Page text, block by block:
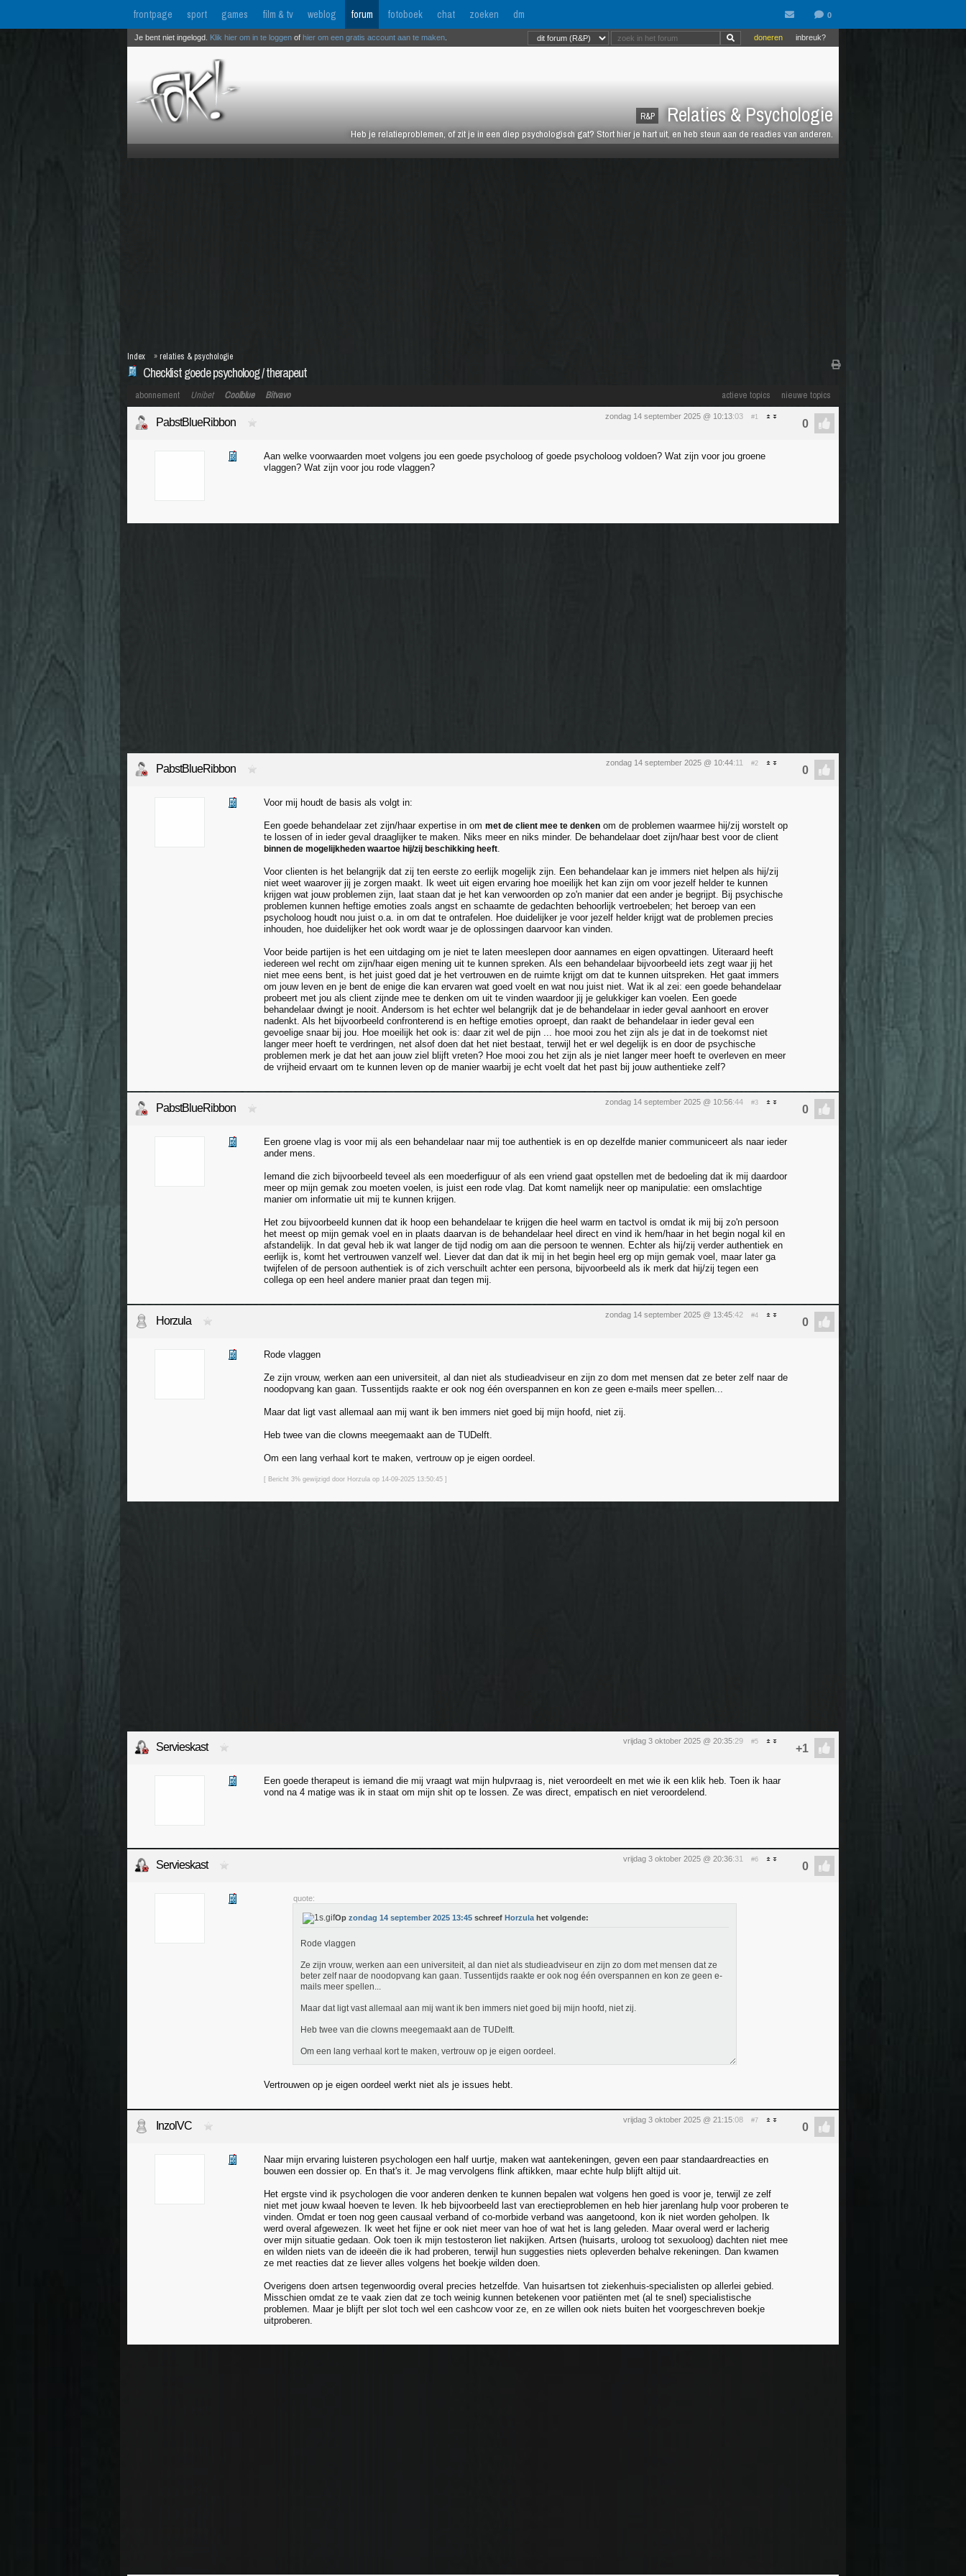
frontpage sport games film & tv weblog forum fotoboek chat zoeken dm
R&P Relaties & Psychologie
Heb je relatieproblemen, of zit je in een diep psychologisch gat? Stort hier je hart uit, en heb steun aan de reacties van anderen.
inbreuk?
doneren
Je bent niet ingelogd. Klik hier om in te loggen of hier om een gratis account aan te maken
Checklist goede psycholoog / therapeut
Index » relaties & psychologie
actieve topics nieuwe topics
abonnement Unibet Coolblue Bitvavo
zondag 14 september 2025 @ 10:13:03 #1
PabstBlueRibbon
Aan welke voorwaarden moet volgens jou een goede psycholoog of goede psycholoog voldoen? Wat zijn voor jou groene
vlaggen? Wat zijn voor jou rode vlaggen?
zondag 14 september 2025 @ 10:44:11 #2
PabstBlueRibbon
Voor mij houdt de basis als volgt in:
Een goede behandelaar zet zijn/haar expertise in om met de client mee te denken om de problemen waarmee hij/zij worstelt op
te lossen of in ieder geval draaglijker te maken. Niks meer en niks minder. De behandelaar doet zijn/haar best voor de client
binnen de mogelijkheden waartoe hij/zij beschikking heeft.
Voor clienten is het belangrijk dat zij ten eerste zo eerlijk mogelijk zijn. Een behandelaar kan je immers niet helpen als hij/zij
niet weet waarover jij je zorgen maakt. Ik weet uit eigen ervaring hoe moeilijk het kan zijn om voor jezelf helder te kunnen
krijgen wat jouw problemen zijn, laat staan dat je het kan verwoorden op zo'n manier dat een ander je begrijpt. Bij psychische
problemen kunnen heftige emoties zoals angst en schaamte de gedachten behoorlijk vertroebelen; het beroep van een
psycholoog houdt nou juist o.a. in om dat te ontrafelen. Hoe duidelijker je voor jezelf helder krijgt wat de problemen precies
inhouden, hoe duidelijker het ook wordt waar je de oplossingen daarvoor kan vinden.
Voor beide partijen is het een uitdaging om je niet te laten meeslepen door aannames en eigen opvattingen. Uiteraard heeft
iedereen wel recht om zijn/haar eigen mening uit te kunnen spreken. Als een behandelaar bijvoorbeeld iets zegt waar jij het
niet mee eens bent, is het juist goed dat je het vertrouwen en de ruimte krijgt om dat te kunnen uitspreken. Het gaat immers
om jouw leven en je bent de enige die kan ervaren wat goed voelt en wat nou juist niet. Wat ik al zei: een goede behandelaar
probeert met jou als client zijnde mee te denken om uit te vinden waardoor jij je gelukkiger kan voelen. Een goede
behandelaar dwingt je nooit. Andersom is het echter wel belangrijk dat je de behandelaar in ieder geval aanhoort en erover
nadenkt. Als het bijvoorbeeld confronterend is en heftige emoties oproept, dan raakt de behandelaar in ieder geval een
gevoelige snaar bij jou. Hoe moeilijk het ook is: daar zit wel de pijn ... hoe mooi zou het zijn als je dat in de toekomst niet
langer meer hoeft te verdringen, net alsof doen dat het niet bestaat, terwijl het er wel degelijk is en door de psychische
problemen merk je dat het aan jouw ziel blijft vreten? Hoe mooi zou het zijn als je niet langer meer hoeft te overleven en meer
de vrijheid ervaart om te kunnen leven op de manier waarbij je echt voelt dat het past bij jouw authentieke zelf?
zondag 14 september 2025 @ 10:56:44 #3
PabstBlueRibbon
Een groene vlag is voor mij als een behandelaar naar mij toe authentiek is en op dezelfde manier communiceert als naar ieder
ander mens.
Iemand die zich bijvoorbeeld teveel als een moederfiguur of als een vriend gaat opstellen met de bedoeling dat ik mij daardoor
meer op mijn gemak zou moeten voelen, is juist een rode vlag. Dat komt namelijk neer op manipulatie: een omslachtige
manier om informatie uit mij te kunnen krijgen.
Het zou bijvoorbeeld kunnen dat ik hoop een behandelaar te krijgen die heel warm en tactvol is omdat ik mij bij zo'n persoon
het meest op mijn gemak voel en in plaats daarvan is de behandelaar heel direct en vind ik hem/haar in het begin nogal kil en
afstandelijk. In dat geval heb ik wat langer de tijd nodig om aan die persoon te wennen. Echter als hij/zij verder authentiek en
eerlijk is, komt het vertrouwen vanzelf wel. Liever dat dan dat ik mij in het begin heel erg op mijn gemak voel, maar later ga
twijfelen of de persoon authentiek is of zich verschuilt achter een persona, bijvoorbeeld als ik merk dat hij/zij tegen een
collega op een heel andere manier praat dan tegen mij.
zondag 14 september 2025 @ 13:45:42 #4
Horzula
Rode vlaggen
Ze zijn vrouw, werken aan een universiteit, al dan niet als studieadviseur en zijn zo dom met mensen dat ze beter zelf naar de
noodopvang kan gaan. Tussentijds raakte er ook nog één overspannen en kon ze geen e-mails meer spellen...
Maar dat ligt vast allemaal aan mij want ik ben immers niet goed bij mijn hoofd, niet zij.
Heb twee van die clowns meegemaakt aan de TUDelft.
Om een lang verhaal kort te maken, vertrouw op je eigen oordeel.
[ Bericht 3% gewijzigd door Horzula op 14-09-2025 13:50:45 ]
vrijdag 3 oktober 2025 @ 20:35:29 #5
Servieskast
Een goede therapeut is iemand die mij vraagt wat mijn hulpvraag is, niet veroordeelt en met wie ik een klik heb. Toen ik haar
vond na 4 matige was ik in staat om mijn shit op te lossen. Ze was direct, empatisch en niet veroordelend.
vrijdag 3 oktober 2025 @ 20:36:31 #6
Servieskast
quote:
Op zondag 14 september 2025 13:45 schreef Horzula het volgende:
Rode vlaggen
Ze zijn vrouw, werken aan een universiteit, al dan niet als studieadviseur en zijn zo dom met mensen dat ze
beter zelf naar de noodopvang kan gaan. Tussentijds raakte er ook nog één overspannen en kon ze geen e-
mails meer spellen...
Maar dat ligt vast allemaal aan mij want ik ben immers niet goed bij mijn hoofd, niet zij.
Heb twee van die clowns meegemaakt aan de TUDelft.
Om een lang verhaal kort te maken, vertrouw op je eigen oordeel.
Vertrouwen op je eigen oordeel werkt niet als je issues hebt.
vrijdag 3 oktober 2025 @ 21:15:08 #7
InzolVC
Naar mijn ervaring luisteren psychologen een half uurtje, maken wat aantekeningen, geven een paar standaardreacties en
bouwen een dossier op. En that's it. Je mag vervolgens flink aftikken, maar echte hulp blijft altijd uit.
Het ergste vind ik psychologen die voor anderen denken te kunnen bepalen wat volgens hen goed is voor je, terwijl ze zelf
niet met jouw kwaal hoeven te leven. Ik heb bijvoorbeeld last van erectieproblemen en heb hier jarenlang hulp voor proberen te
vinden. Omdat er toen nog geen causaal verband of co-morbide verband was aangetoond, kon ik niet worden geholpen. Ik
werd overal afgewezen. Ik weet het fijne er ook niet meer van hoe of wat het is lang geleden. Maar overal werd er lacherig
over mijn situatie gedaan. Ook toen ik mijn testosteron liet nakijken. Artsen (huisarts, uroloog tot sexuoloog) dachten niet mee
en wilden niets van de ideeën die ik had proberen, terwijl hun suggesties niets opleverden behalve rekeningen. Dan kwamen
ze met reacties dat ze liever alles volgens het boekje wilden doen.
Overigens doen artsen tegenwoordig overal precies hetzelfde. Van huisartsen tot ziekenhuis-specialisten op allerlei gebied.
Misschien omdat ze te vaak zien dat ze toch weinig kunnen betekenen voor patiënten met (al te snel) specialistische
problemen. Maar je blijft per slot toch wel een cashcow voor ze, en ze willen ook niets buiten het voorgeschreven boekje
uitproberen.